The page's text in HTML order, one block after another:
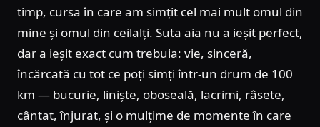
timp, cursa în care am simțit cel mai mult omul din
mine și omul din ceilalți. Suta aia nu a ieșit perfect,
dar a ieșit exact cum trebuia: vie, sinceră,
încărcată cu tot ce poți simți într-un drum de 100
km — bucurie, liniște, oboseală, lacrimi, râsete,
cântat, înjurat, și o mulțime de momente în care